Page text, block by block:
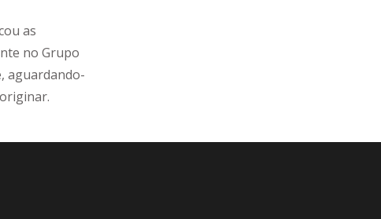
as
no Grupo
aguardando-